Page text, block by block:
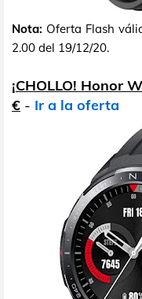
Nota: Oferta Flash
2.00 del 19/12/20.
¡CHOLLO! Honor
€ - Ir a la oferta